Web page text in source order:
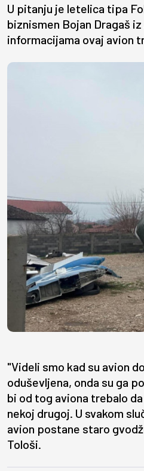
U pitanju je letelica tipa
biznismen Bojan Dragaš
informacijama ovaj avion
"Videli smo kad su avion
oduševljena, onda su ga
bi od tog aviona trebalo
nekoj drugoj. U svakom
avion postane staro
Tološi.